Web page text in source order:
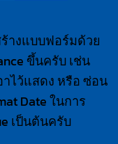
างแบบฟอร์มด้วย
ขึ้นครับ เช่น
าไว้แสดง หรือ ซ่อน
Date ในการ
เป็นต้นครับ